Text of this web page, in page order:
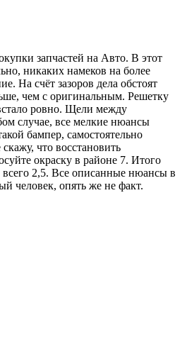
запчастей на Авто. В этот
никаких намеков на более
На счёт зазоров дела обстоят
чем с оригинальным. Решетку
ровно. Щели между
случае, все мелкие нюансы
бампер, самостоятельно
что восстановить
окраску в районе 7. Итого
2,5. Все описанные нюансы в
человек, опять же не факт.